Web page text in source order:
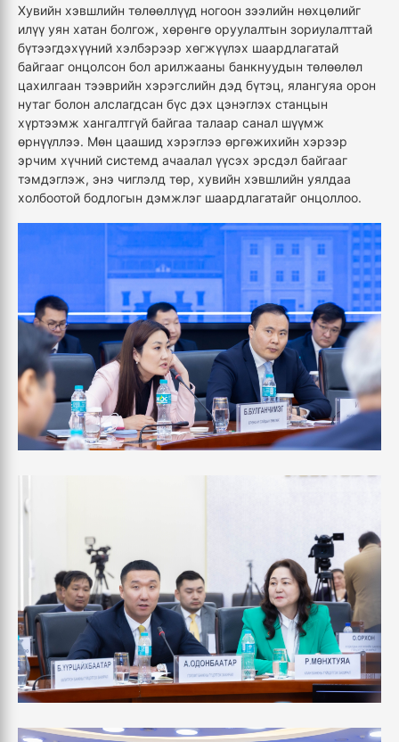
Хувийн хэвшлийн төлөөллүүд ногоон зээлийн нөхцөлийг
илүү уян хатан болгож, хөрөнгө оруулалтын зориулалттай
бүтээгдэхүүний хэлбэрээр хөгжүүлэх шаардлагатай
байгааг онцолсон бол арилжааны банкнуудын төлөөлөл
цахилгаан тээврийн хэрэгслийн дэд бүтэц, ялангуяа орон
нутаг болон алслагдсан бүс дэх цэнэглэх станцын
хүртээмж хангалтгүй байгаа талаар санал шүүмж
өрнүүллээ. Мөн цаашид хэрэглээ өргөжихийн хэрээр
эрчим хүчний системд ачаалал үүсэх эрсдэл байгааг
тэмдэглэж, энэ чиглэлд төр, хувийн хэвшлийн уялдаа
холбоотой бодлогын дэмжлэг шаардлагатайг онцоллоо.